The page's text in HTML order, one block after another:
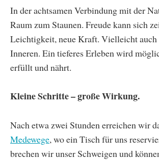
In der achtsamen Verbindung mit der
Raum zum Staunen. Freude kann sich
Leichtigkeit, neue Kraft. Vielleicht
Inneren. Ein tieferes Erleben wird
erfüllt und nährt.
Kleine Schritte – große Wirkung.
Nach etwa zwei Stunden erreichen wir
Medewege, wo ein Tisch für uns
brechen wir unser Schweigen und